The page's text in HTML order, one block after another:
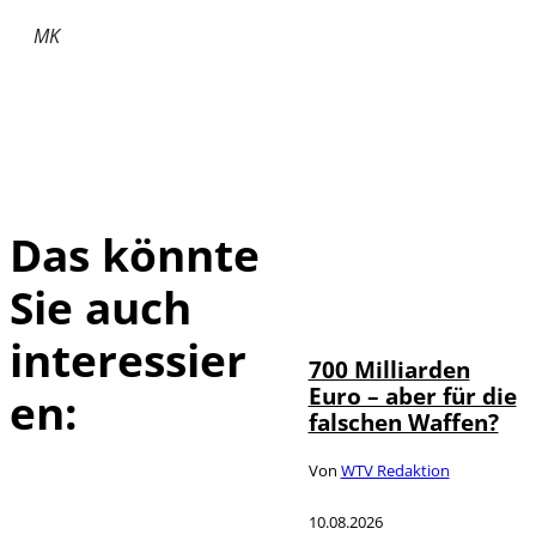
MK
Das könnte
Sie auch
interessier
en:
700 Milliarden
Euro – aber für die
falschen Waffen?
Von WTV Redaktion
10.08.2026